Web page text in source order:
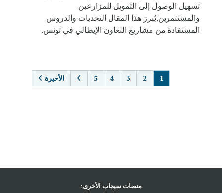
تسهيل الوصول إلى التمويل للمزارعين
والمستثمرين.يُبرز هذا المقال التحديات والدروس
المستفادة من مشاريع التعاون الإيطالي في تونس.
الأخيرة
منصات سيجاب الأخرى: